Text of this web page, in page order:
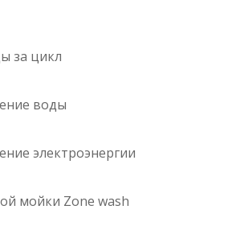
за цикл
воды
электроэнергии
мойки Zone wash